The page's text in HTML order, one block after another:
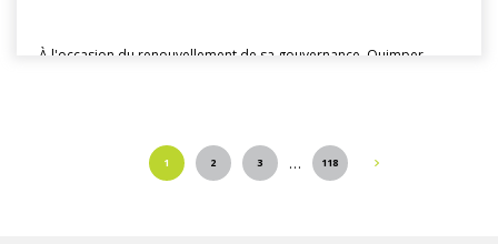
À l'occasion du renouvellement de sa gouvernance, Quimper
Toutes les actus de cette rubrique
1 2 3 … 118